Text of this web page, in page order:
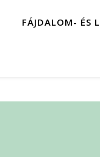
FÁJDALOM- ÉS